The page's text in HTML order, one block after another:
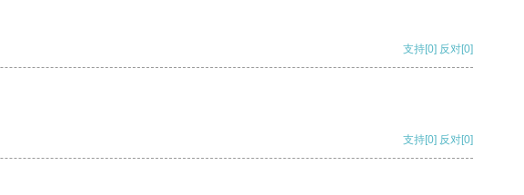
支持[0] 反对[0]
支持[0] 反对[0]